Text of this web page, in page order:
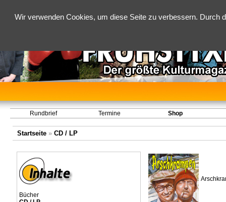
Wir verwenden Cookies, um diese Seite zu verbessern.
Rundbrief Termine Shop
Startseite» CD / LP
Bücher